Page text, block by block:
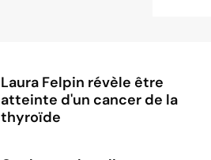
Laura Felpin révèle être
atteinte d'un cancer de la
thyroïde